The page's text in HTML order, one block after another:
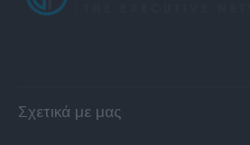
Σχετικά με μας